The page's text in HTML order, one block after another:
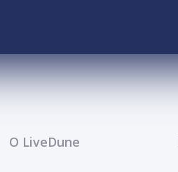
О LiveDune